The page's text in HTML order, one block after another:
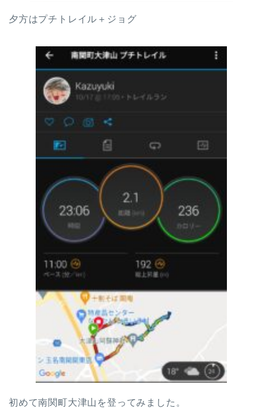
夕方はプチトレイル＋ジョグ
初めて南関町大津山を登ってみました。